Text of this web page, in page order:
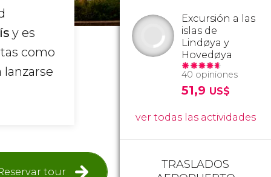
y es
como
lanzarse
tour
Excursión a las
islas de
Lindøya y
Hovedøya
40 opiniones
51,9 US$
ver todas las actividades
TRASLADOS